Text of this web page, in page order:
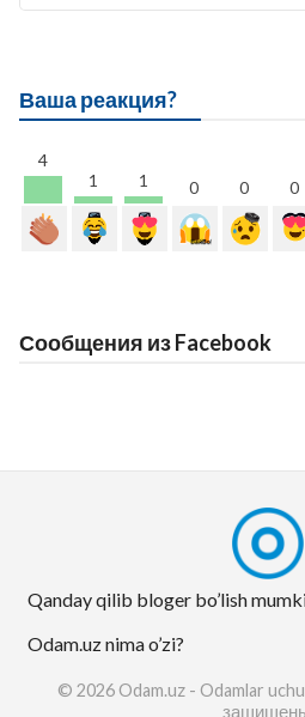
Ваша реакция?
4
1
1 0 0 0
Сообщения из Facebook
Qanday qilib bloger bo’lish
Odam.uz nima o’zi?
© 2026 Odam.uz - Odamlar